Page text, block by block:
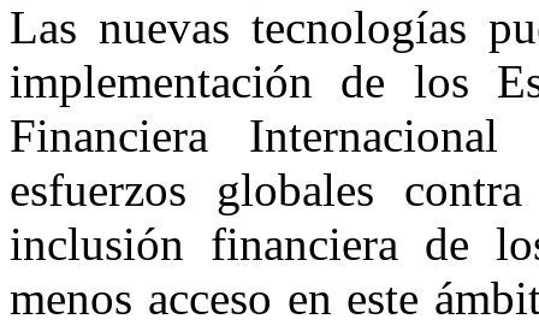
Las nuevas tecnologías
implementación de los
Financiera
esfuerzos globales
inclusión financiera de
menos acceso en este